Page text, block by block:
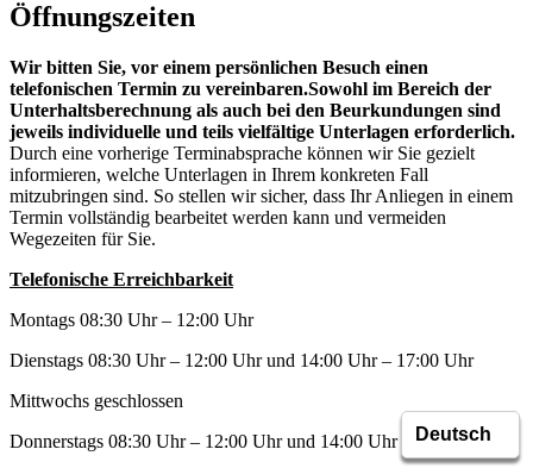
Öffnungszeiten
Wir bitten Sie, vor einem persönlichen Besuch einen
telefonischen Termin zu vereinbaren.Sowohl im Bereich der
Unterhaltsberechnung als auch bei den Beurkundungen sind
jeweils individuelle und teils vielfältige Unterlagen erforderlich.
Durch eine vorherige Terminabsprache können wir Sie gezielt
informieren, welche Unterlagen in Ihrem konkreten Fall
mitzubringen sind. So stellen wir sicher, dass Ihr Anliegen in einem
Termin vollständig bearbeitet werden kann und vermeiden
Wegezeiten für Sie.
Telefonische Erreichbarkeit
Montags 08:30 Uhr – 12:00 Uhr
Dienstags 08:30 Uhr – 12:00 Uhr und 14:00 Uhr – 17:00 Uhr
Mittwochs geschlossen
Donnerstags 08:30 Uhr – 12:00 Uhr und 14:00 Uhr – 15:30 Uhr